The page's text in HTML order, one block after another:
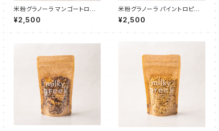
米粉グラノーラ マンゴートロピ
カル 180g
¥2,500
米粉グラノーラ パイントロピカ
ル 180g
¥2,500